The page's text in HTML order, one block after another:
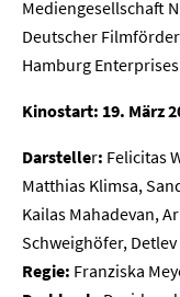
Mediengesellschaft
Deutscher
Hamburg
Kinostart: 19. März
Darsteller: Felicitas
Matthias Klimsa,
Kailas Mahadevan,
Schweighöfer,
Regie: Franziska
Home
Presse